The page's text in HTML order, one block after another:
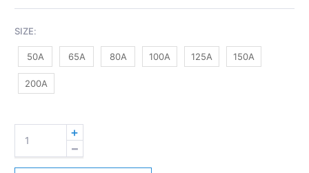
SIZE:
50A 65A 80A 100A 125A 150A
200A
BƯỚM